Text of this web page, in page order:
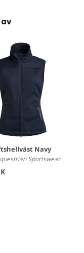
Navy
Sportswear